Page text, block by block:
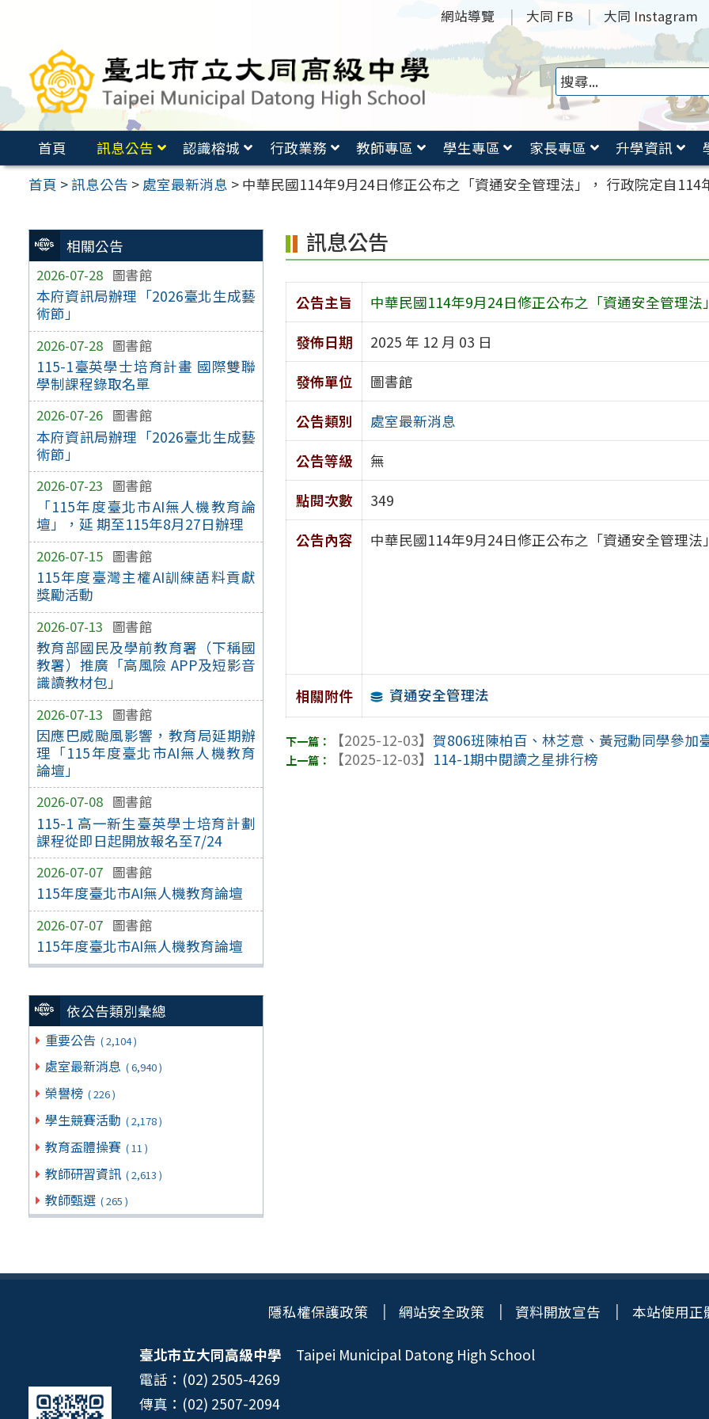
要
容
網站導覽 大同 FB 大同 Instagram
首頁 訊息公告 認識榕城 行政業務 教師專區 學生專區 家長專區 升學資訊
首頁 >訊息公告 > 處室最新消息 > 中華民國114年9月24日修正公布之「資通安全管理法」， 行政院定自114
相關公告
2026-07-28 圖書館
本府資訊局辦理「2026臺北生成藝
術節」
2026-07-28 圖書館
115-1臺英學士培育計畫 國際雙聯
學制課程錄取名單
2026-07-26 圖書館
本府資訊局辦理「2026臺北生成藝
術節」
2026-07-23 圖書館
「115年度臺北市AI無人機教育論
壇」，延 期至115年8月27日辦理
2026-07-15 圖書館
115年度臺灣主權AI訓練語料貢獻
獎勵活動
2026-07-13 圖書館
教育部國民及學前教育署（下稱國
教署）推廣「高風險 APP及短影音
識讀教材包」
2026-07-13 圖書館
因應巴威颱風影響，教育局延期辦
理「115年度臺北市AI無人機教育
論壇」
2026-07-08 圖書館
115-1 高一新生臺英學士培育計劃
課程從即日起開放報名至7/24
2026-07-07 圖書館
115年度臺北市AI無人機教育論壇
2026-07-07 圖書館
115年度臺北市AI無人機教育論壇
依公告類別彙總
重要公告 ( 2,104 )
處室最新消息 ( 6,940 )
榮譽榜 ( 226 )
學生競賽活動 ( 2,178 )
教育盃體操賽 ( 11 )
教師研習資訊 ( 2,613 )
教師甄選 ( 265 )
訊息公告
公告主旨
中華民國114年9月24日修正公布之「資通安全管理
發佈日期
2025 年 12 月 03 日
發佈單位
圖書館
公告類別
處室最新消息
公告等級
無
點閱次數
349
公告內容
中華民國114年9月24日修正公布之「資通安全管理
相關附件 資通安全管理法
【2025-12-03】賀806班陳柏百、林芝意、黃冠勳同學參加
【2025-12-03】 114-1期中閱讀之星排行榜
隱私權保護政策 網站安全政策 資料開放宣告 本站使用正
臺北市立大同高級中學 Taipei Municipal Datong High School
電話：(02) 2505-4269
傳真：(02) 2507-2094